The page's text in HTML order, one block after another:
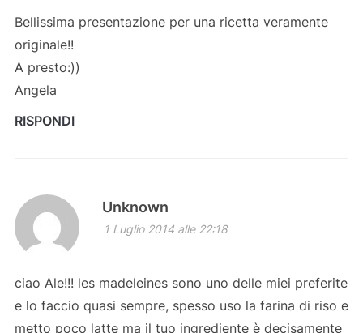
Bellissima presentazione per una ricetta veramente
originale!!
A presto:))
Angela
RISPONDI
Unknown
1 Luglio 2014 alle 22:18
ciao Ale!!! les madeleines sono uno delle miei preferite
e lo faccio quasi sempre, spesso uso la farina di riso e
metto poco latte ma il tuo ingrediente è decisamente